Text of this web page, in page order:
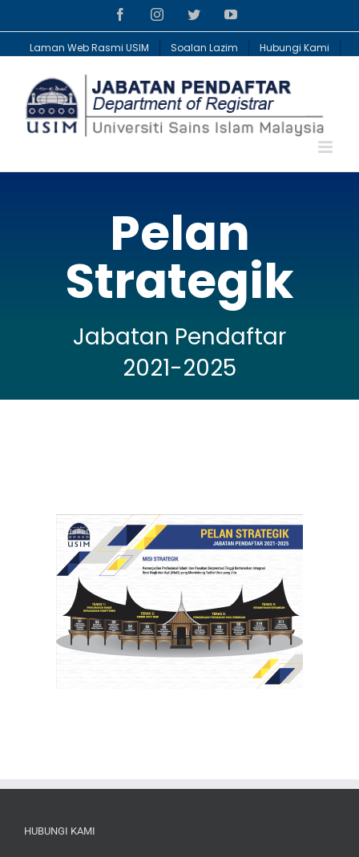
content
FacebookInstagramTwitterYouTube
Laman Web Rasmi USIM Soalan Lazim Hubungi Kami
Pelan
Strategik
Jabatan Pendaftar
2021-2025
HUBUNGI KAMI